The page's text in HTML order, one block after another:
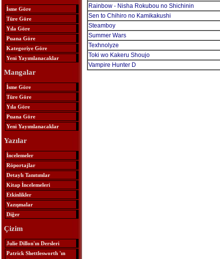
İsme Göre
Türe Göre
Yıla Göre
Puana Göre
Kategoriye Göre
Yeni Yayımlanacaklar
Mangalar
İsme Göre
Türe Göre
Yıla Göre
Puana Göre
Yeni Yayımlanacaklar
Yazılar
İncelemeler
Röportajlar
Detaylı Tanıtımlar
Kitap İncelemeleri
Etkinlikler
Yazışmalar
Diğer
Çizim
Julie Dillon'ın Dersleri
Patrick Shettlesworth 'ın
Rainbow - Nisha Rokubou no Shichinin
Sen to Chihiro no Kamikakushi
Steamboy
Summer Wars
Texhnolyze
Toki wo Kakeru Shoujo
Vampire Hunter D